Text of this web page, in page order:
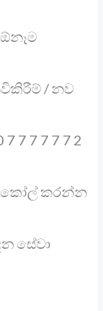
/ නව
7 7 7 7 7 7 2
කෝල් කරන්න
සේවා